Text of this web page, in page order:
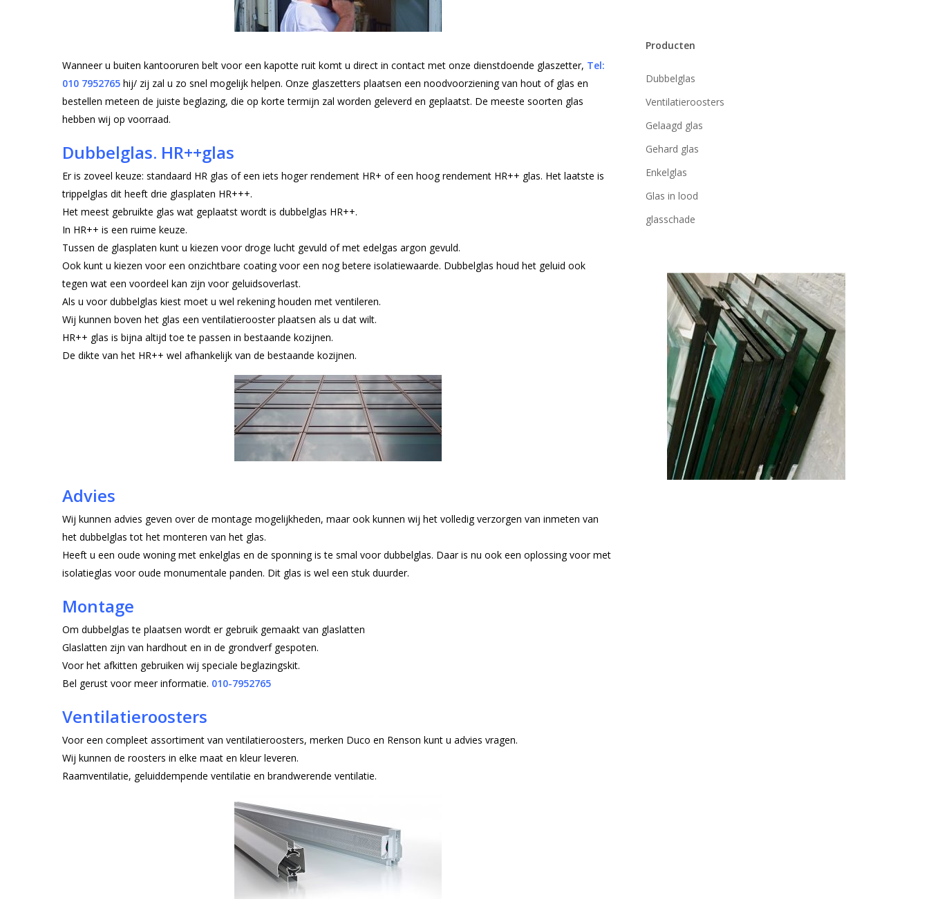
Wanneer u buiten kantooruren belt voor een kapotte ruit komt u direct in contact met onze dienstdoende glaszetter, Tel:
010 7952765 hij/ zij zal u zo snel mogelijk helpen. Onze glaszetters plaatsen een noodvoorziening van hout of glas en
bestellen meteen de juiste beglazing, die op korte termijn zal worden geleverd en geplaatst. De meeste soorten glas
hebben wij op voorraad.
Dubbelglas. HR++glas
Er is zoveel keuze: standaard HR glas of een iets hoger rendement HR+ of een hoog rendement HR++ glas. Het laatste is
trippelglas dit heeft drie glasplaten HR+++.
Het meest gebruikte glas wat geplaatst wordt is dubbelglas HR++.
In HR++ is een ruime keuze.
Tussen de glasplaten kunt u kiezen voor droge lucht gevuld of met edelgas argon gevuld.
Ook kunt u kiezen voor een onzichtbare coating voor een nog betere isolatiewaarde. Dubbelglas houd het geluid ook
tegen wat een voordeel kan zijn voor geluidsoverlast.
Als u voor dubbelglas kiest moet u wel rekening houden met ventileren.
Wij kunnen boven het glas een ventilatierooster plaatsen als u dat wilt.
HR++ glas is bijna altijd toe te passen in bestaande kozijnen.
De dikte van het HR++ wel afhankelijk van de bestaande kozijnen.
Advies
Wij kunnen advies geven over de montage mogelijkheden, maar ook kunnen wij het volledig verzorgen van inmeten van
het dubbelglas tot het monteren van het glas.
Heeft u een oude woning met enkelglas en de sponning is te smal voor dubbelglas. Daar is nu ook een oplossing voor met
isolatieglas voor oude monumentale panden. Dit glas is wel een stuk duurder.
Montage
Om dubbelglas te plaatsen wordt er gebruik gemaakt van glaslatten
Glaslatten zijn van hardhout en in de grondverf gespoten.
Voor het afkitten gebruiken wij speciale beglazingskit.
Bel gerust voor meer informatie. 010-7952765
Ventilatieroosters
Voor een compleet assortiment van ventilatieroosters, merken Duco en Renson kunt u advies vragen.
Wij kunnen de roosters in elke maat en kleur leveren.
Raamventilatie, geluiddempende ventilatie en brandwerende ventilatie.
Producten
Dubbelglas
Ventilatieroosters
Gelaagd glas
Gehard glas
Enkelglas
Glas in lood
glasschade